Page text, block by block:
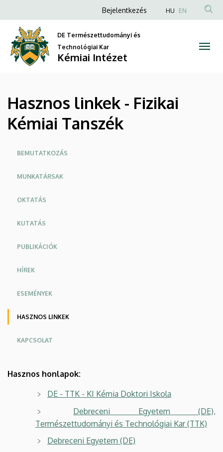
linkek
Fizikai
Tanszék
Kémiai
Intézet
a
tartalomra
Anonim
fiók
menüje
Bejelentkezés HU EN
DE Természettudományi és
Technológiai Kar
Kémiai Intézet
Hasznos linkek - Fizikai
Kémiai Tanszék
Oldalmenü
BEMUTATKOZÁS
MUNKATÁRSAK
OKTATÁS
KUTATÁS
PUBLIKÁCIÓK
HÍREK
ESEMÉNYEK
HASZNOS LINKEK
KAPCSOLAT
Hasznos honlapok:
DE - TTK - KI Kémia Doktori Iskola
Debreceni Egyetem (DE),
Természettudományi és Technológiai Kar (TTK)
Debreceni Egyetem (DE)